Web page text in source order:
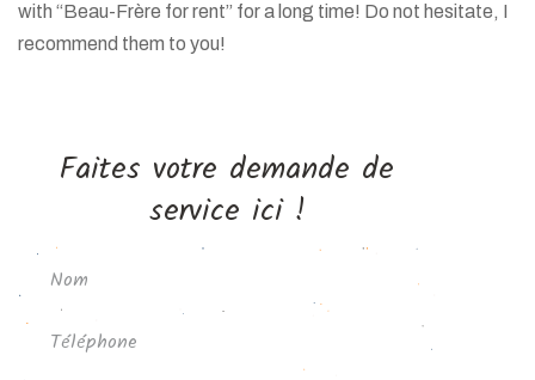
with “Beau-Frère for rent” for a long time! Do not hesitate, I
recommend them to you!